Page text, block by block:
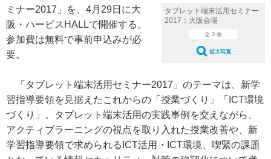
タブレット端末活用セミナー
2017：大阪会場
全 3 枚
拡大写真
ミナー2017」を、4月29日に大
阪・ハービスHALLで開催する。
参加費は無料で事前申込みが必
要。
「タブレット端末活用セミナー2017」のテーマは、新学
習指導要領を見据えたこれからの「授業づくり」「ICT環境
づくり」。タブレット端末活用の実践事例を交えながら、
アクティブラーニングの視点を取り入れた授業改善や、新
学習指導要領で求められるICT活用・ICT環境、喫緊の課題